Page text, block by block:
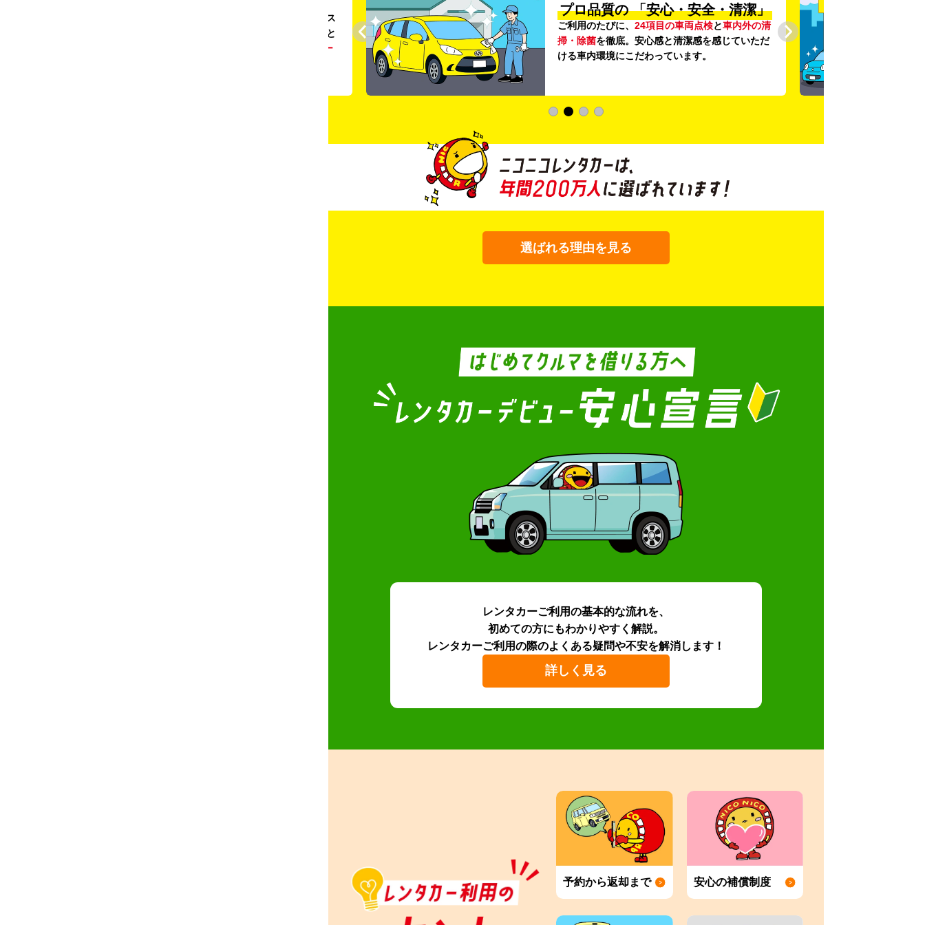
。ガソリンス
タンドや整備工場の既存インフラを活用すること
リー
プロ品質の 「安心・安全・清潔」
ご利用のたびに、 24項目の車両点検と車内外の清
掃・除菌を徹底。安心感と清潔感を感じていただ
ける車内環境にこだわっています。
選ばれる理由を見る
レンタカーご利用の基本的な流れを、
初めての方にもわかりやすく解説。
レンタカーご利用の際のよくある疑問や不安を解消します！
詳しく見る
予約から返却まで 安心の補償制度